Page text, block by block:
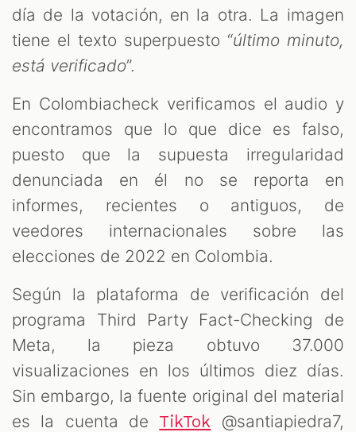
día de la votación, en la otra. La imagen
tiene el texto superpuesto “último minuto,
está verificado”.
En Colombiacheck verificamos el audio y
encontramos que lo que dice es falso,
puesto que la supuesta irregularidad
denunciada en él no se reporta en
informes, recientes o antiguos, de
veedores internacionales sobre las
elecciones de 2022 en Colombia.
Según la plataforma de verificación del
programa Third Party Fact-Checking de
Meta, la pieza obtuvo 37.000
visualizaciones en los últimos diez días.
Sin embargo, la fuente original del material
es la cuenta de TikTok @santiapiedra7,